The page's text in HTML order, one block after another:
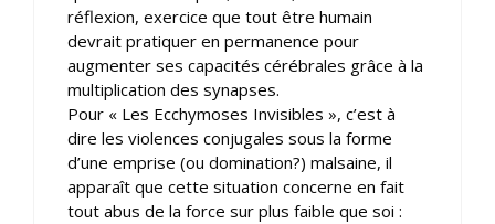
réflexion, exercice que tout être humain
devrait pratiquer en permanence pour
augmenter ses capacités cérébrales grâce à la
multiplication des synapses.
Pour « Les Ecchymoses Invisibles », c’est à
dire les violences conjugales sous la forme
d’une emprise (ou domination?) malsaine, il
apparaît que cette situation concerne en fait
tout abus de la force sur plus faible que soi :